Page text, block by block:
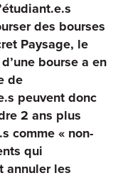
des bourses
Paysage, le
bourse a en
de
peuvent donc
2 ans plus
comme « non-
qui
annuler les